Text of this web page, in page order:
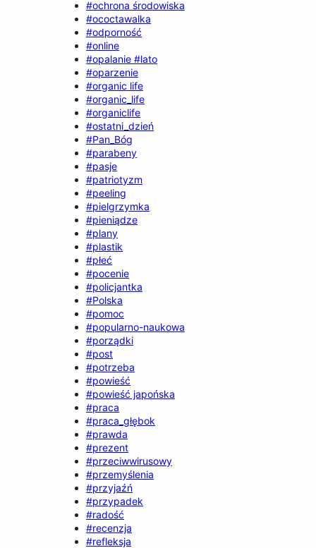
#ochrona środowiska
#ococtawalka
#odporność
#online
#opalanie #lato
#oparzenie
#organic life
#organic_life
#organiclife
#ostatni_dzień
#Pan_Bóg
#parabeny
#pasje
#patriotyzm
#peeling
#pielgrzymka
#pieniądze
#plany
#plastik
#płeć
#pocenie
#policjantka
#Polska
#pomoc
#popularno-naukowa
#porządki
#post
#potrzeba
#powieść
#powieść japońska
#praca
#praca_głębok
#prawda
#prezent
#przeciwwirusowy
#przemyślenia
#przyjaźń
#przypadek
#radość
#recenzja
#refleksja